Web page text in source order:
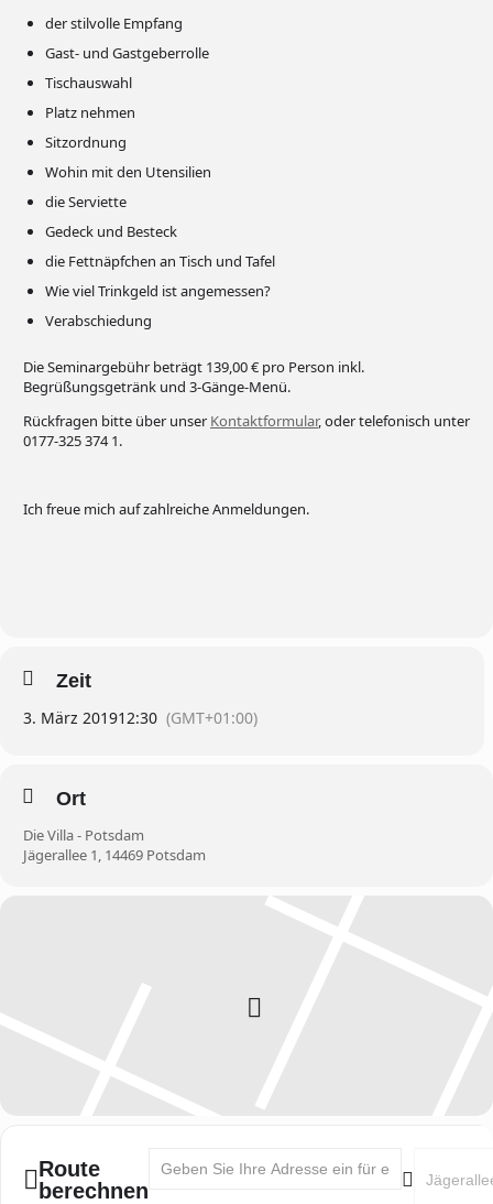
der stilvolle Empfang
Gast- und Gastgeberrolle
Tischauswahl
Platz nehmen
Sitzordnung
Wohin mit den Utensilien
die Serviette
Gedeck und Besteck
die Fettnäpfchen an Tisch und Tafel
Wie viel Trinkgeld ist angemessen?
Verabschiedung
Die Seminargebühr beträgt 139,00 € pro Person inkl.
Begrüßungsgetränk und 3-Gänge-Menü.
Rückfragen bitte über unser Kontaktformular, oder telefonisch unter
0177-325 374 1.
Ich freue mich auf zahlreiche Anmeldungen.
Zeit
3. März 201912:30 (GMT+01:00)
Ort
Die Villa - Potsdam
Jägerallee 1, 14469 Potsdam
Route
berechnen